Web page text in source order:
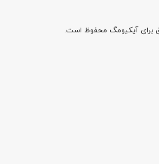
برای آیکیومگ محفوظ است.